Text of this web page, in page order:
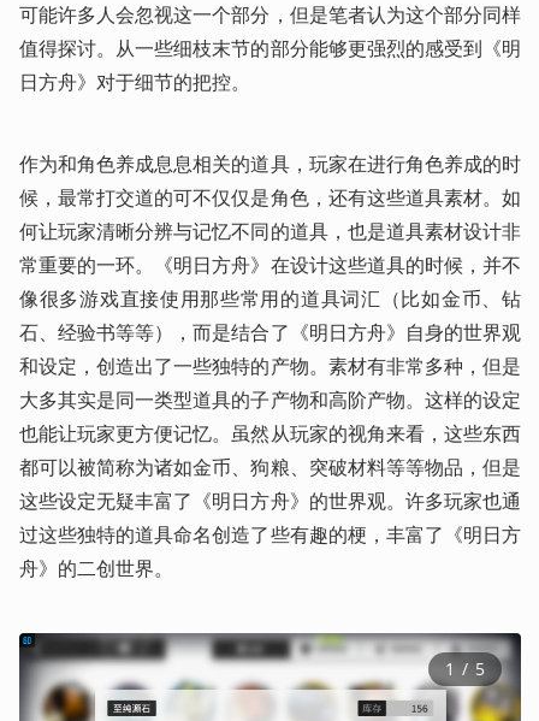
可能许多人会忽视这一个部分，但是笔者认为这个部分同样
值得探讨。从一些细枝末节的部分能够更强烈的感受到《明
日方舟》对于细节的把控。
作为和角色养成息息相关的道具，玩家在进行角色养成的时
候，最常打交道的可不仅仅是角色，还有这些道具素材。如
何让玩家清晰分辨与记忆不同的道具，也是道具素材设计非
常重要的一环。《明日方舟》在设计这些道具的时候，并不
像很多游戏直接使用那些常用的道具词汇（比如金币、钻
石、经验书等等），而是结合了《明日方舟》自身的世界观
和设定，创造出了一些独特的产物。素材有非常多种，但是
大多其实是同一类型道具的子产物和高阶产物。这样的设定
也能让玩家更方便记忆。虽然从玩家的视角来看，这些东西
都可以被简称为诸如金币、狗粮、突破材料等等物品，但是
这些设定无疑丰富了《明日方舟》的世界观。许多玩家也通
过这些独特的道具命名创造了些有趣的梗，丰富了《明日方
舟》的二创世界。
1 / 5